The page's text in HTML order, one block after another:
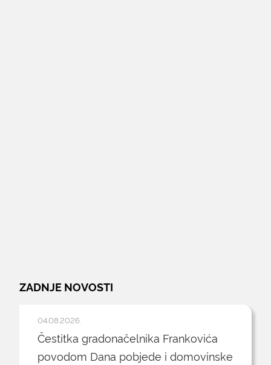
ZADNJE NOVOSTI
04.08.2026.
Čestitka gradonačelnika Frankovića
povodom Dana pobjede i domovinske